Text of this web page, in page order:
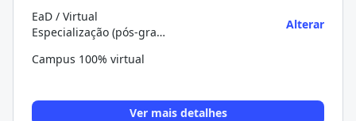
EaD / Virtual
Especialização (pós-graduação)
Alterar
Campus 100% virtual
Ver mais detalhes